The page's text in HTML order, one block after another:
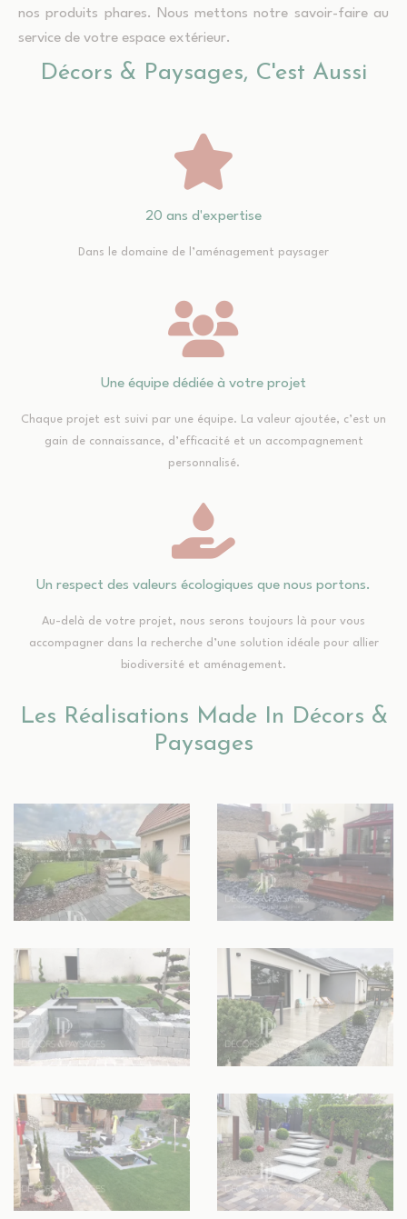
nos produits phares. Nous mettons notre savoir-faire au
service de votre espace extérieur.
Décors & Paysages, C'est Aussi
20 ans d'expertise
Dans le domaine de l’aménagement paysager
Une équipe dédiée à votre projet
Chaque projet est suivi par une équipe. La valeur ajoutée, c’est un
gain de connaissance, d’efficacité et un accompagnement
personnalisé.
Un respect des valeurs écologiques que nous portons.
Au-delà de votre projet, nous serons toujours là pour vous
accompagner dans la recherche d’une solution idéale pour allier
biodiversité et aménagement.
Les Réalisations Made In Décors &
Paysages